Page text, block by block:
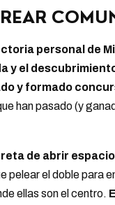
personal de
y el
y formado
han pasado (y
de abrir
pelear el doble para
ellas son el centro.